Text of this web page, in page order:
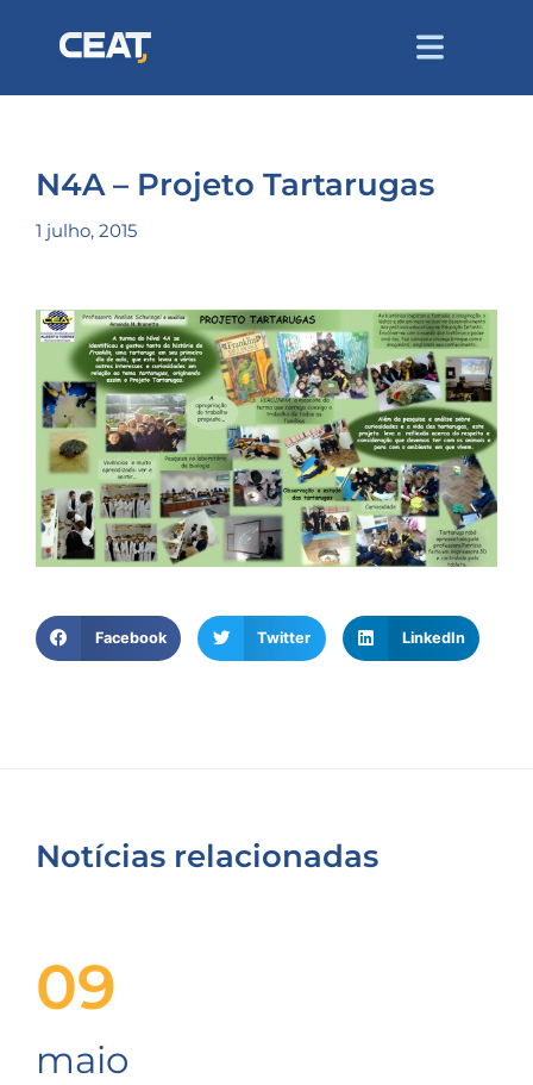
N4A – Projeto Tartarugas
1 julho, 2015
Facebook Twitter LinkedIn
Notícias relacionadas
09
maio